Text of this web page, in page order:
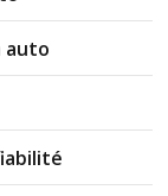
auto